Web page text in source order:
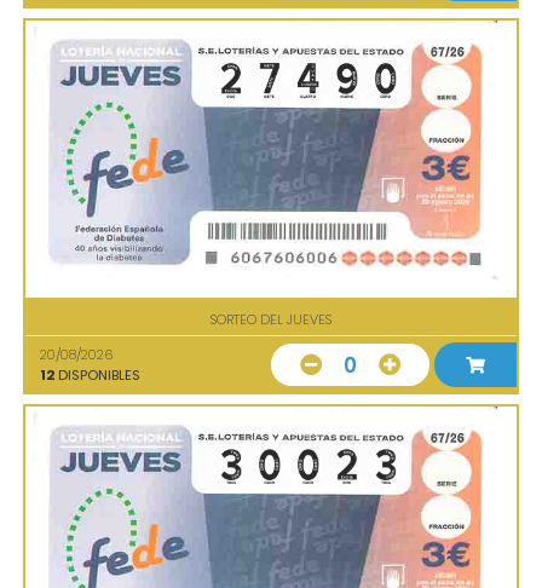
SORTEO DEL JUEVES
20/08/2026
12 DISPONIBLES 0